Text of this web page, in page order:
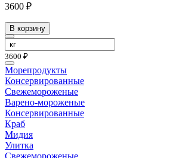
3600 ₽
В корзину
3600 ₽
Морепродукты
Консервированные
Свежемороженые
Варено-мороженые
Консервированные
Краб
Мидия
Улитка
Свежемороженые